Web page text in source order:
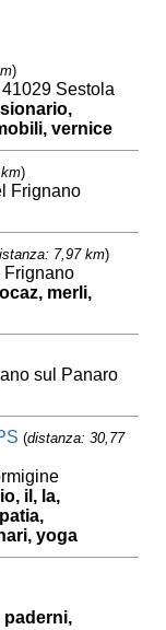
)
Sestola
vernice
)
Frignano
7,97 km)
Frignano
merli,
sul Panaro
(distanza: 30,77
il, la,
yoga
paderni,